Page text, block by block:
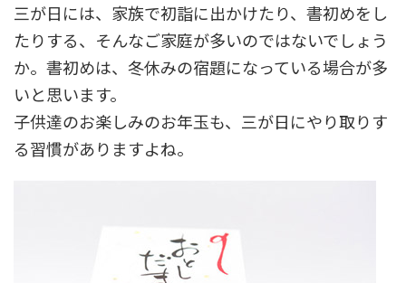
三が日には、家族で初詣に出かけたり、書初めをし
たりする、そんなご家庭が多いのではないでしょう
か。書初めは、冬休みの宿題になっている場合が多
いと思います。
子供達のお楽しみのお年玉も、三が日にやり取りす
る習慣がありますよね。